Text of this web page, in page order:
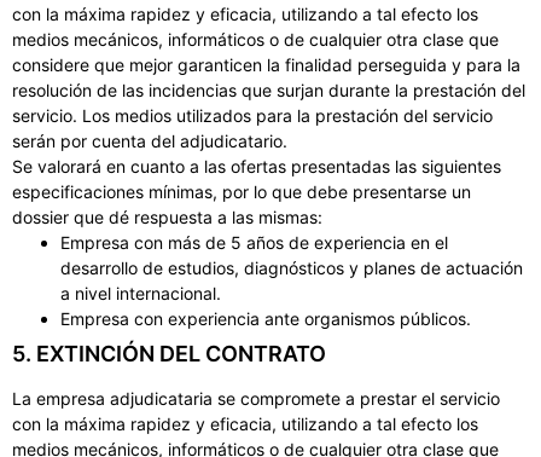
con la máxima rapidez y eficacia, utilizando a tal efecto los
medios mecánicos, informáticos o de cualquier otra clase que
considere que mejor garanticen la finalidad perseguida y para la
resolución de las incidencias que surjan durante la prestación del
servicio. Los medios utilizados para la prestación del servicio
serán por cuenta del adjudicatario.
Se valorará en cuanto a las ofertas presentadas las siguientes
especificaciones mínimas, por lo que debe presentarse un
dossier que dé respuesta a las mismas:
Empresa con más de 5 años de experiencia en el
desarrollo de estudios, diagnósticos y planes de actuación
a nivel internacional.
Empresa con experiencia ante organismos públicos.
5. EXTINCIÓN DEL CONTRATO
La empresa adjudicataria se compromete a prestar el servicio
con la máxima rapidez y eficacia, utilizando a tal efecto los
medios mecánicos, informáticos o de cualquier otra clase que